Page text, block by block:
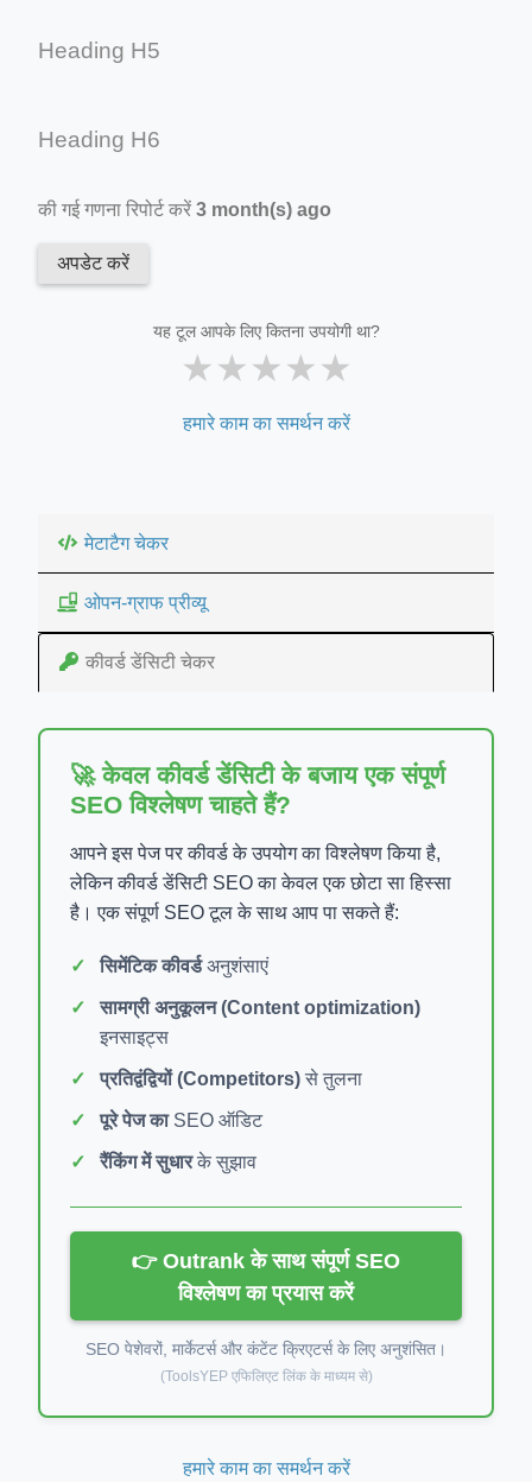
Heading H5
Heading H6
की गई गणना रिपोर्ट करें 3 month(s) ago
अपडेट करें
यह टूल आपके लिए कितना उपयोगी था?
★★★★★
हमारे काम का समर्थन करें
मेटाटैग चेकर
ओपन-ग्राफ प्रीव्यू
कीवर्ड डेंसिटी चेकर
🚀 केवल कीवर्ड डेंसिटी के बजाय एक संपूर्ण
SEO विश्लेषण चाहते हैं?
आपने इस पेज पर कीवर्ड के उपयोग का विश्लेषण किया है,
लेकिन कीवर्ड डेंसिटी SEO का केवल एक छोटा सा हिस्सा
है। एक संपूर्ण SEO टूल के साथ आप पा सकते हैं:
सिमेंटिक कीवर्डअनुशंसाएं
सामग्री अनुकूलन (Content optimization)
इनसाइट्स
प्रतिद्वंद्वियों (Competitors) से तुलना
पूरे पेज काSEO ऑडिट
रैंकिंग में सुधारके सुझाव
👉 Outrank के साथ संपूर्ण SEO
विश्लेषण का प्रयास करें
SEO पेशेवरों, मार्केटर्स और कंटेंट क्रिएटर्स के लिए अनुशंसित।
(ToolsYEP एफिलिएट लिंक के माध्यम से)
हमारे काम का समर्थन करें